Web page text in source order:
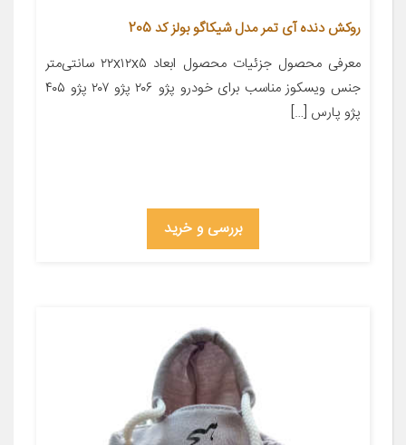
روکش دنده آی تمر مدل شیکاگو بولز کد 205
معرفی محصول جزئیات محصول ابعاد ۲۲x۱۲x۵ سانتی‌متر
جنس ویسکوز مناسب برای خودرو پژو ۲۰۶ پژو ۲۰۷ پژو ۴۰۵
پژو پارس […]
بررسی و خرید